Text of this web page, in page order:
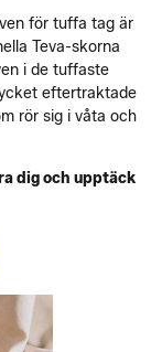
för tuffa tag är
Teva-skorna
i de tuffaste
eftertraktade
rör sig i våta och
dig och upptäck